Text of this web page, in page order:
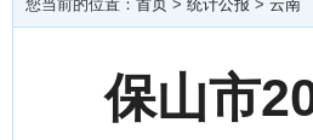
您当前的位置： 首页 > 统计公报 > 云南
保山市